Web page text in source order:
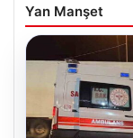
Yan Manşet